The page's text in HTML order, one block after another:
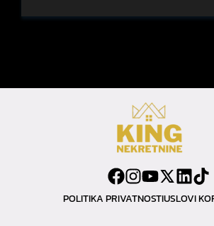
POLITIKA PRIVATNOSTIUSLOVI